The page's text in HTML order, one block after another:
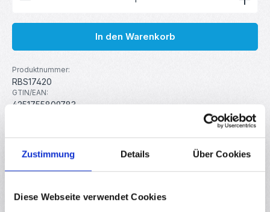
Zustimmung Details Über Cookies
Diese Webseite verwendet Cookies
In den Warenkorb
Produktnummer:
RBS17420
GTIN/EAN:
4251755809783
Beschreibung
speziell für Anwendungen entwickelt, bei denen eine